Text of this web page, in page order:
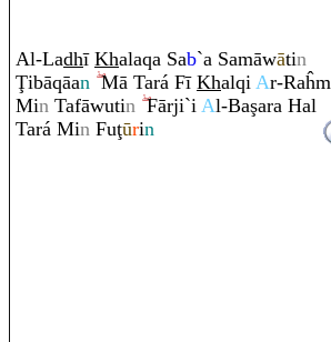
Al-Ladhī Khalaqa Sab`a Samāwātin
Ţibāqāan Mā Tará Fī Khalqi Ar-Raĥm
Min Tafāwutin Fārji`i Al-Başara Hal
Tará Min Fuţūrin